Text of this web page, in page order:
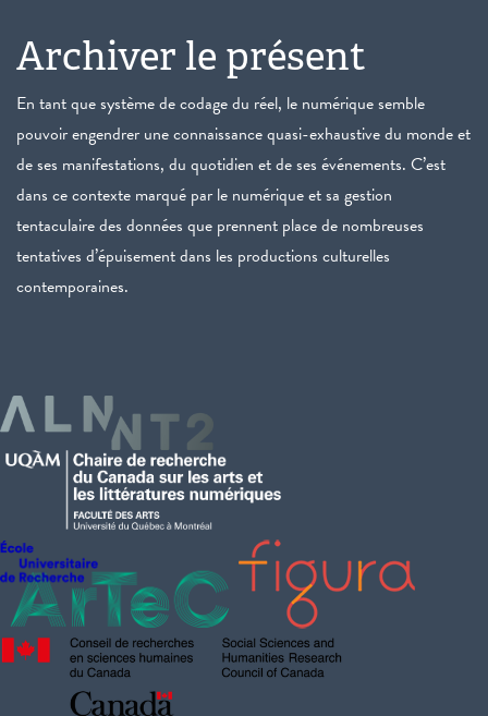
Archiver le présent
En tant que système de codage du réel, le numérique semble
pouvoir engendrer une connaissance quasi-exhaustive du monde et
de ses manifestations, du quotidien et de ses événements. C’est
dans ce contexte marqué par le numérique et sa gestion
tentaculaire des données que prennent place de nombreuses
tentatives d’épuisement dans les productions culturelles
contemporaines.